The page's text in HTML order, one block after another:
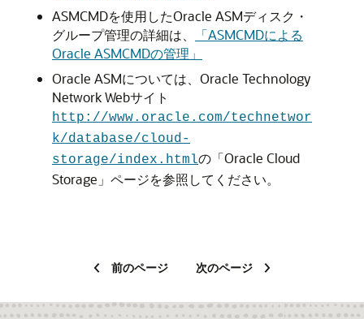
ASMCMDを使用したOracle ASMディスク・
グループ管理の詳細は、
「ASMCMDによる
Oracle ASMCMDの管理」
Oracle ASMについては、Oracle Technology
Network Webサイト
http://www.oracle.com/technetwor
k/database/cloud-
storage/index.htmlの「Oracle Cloud
Storage」ページを参照してください。
前のページ 次のページ